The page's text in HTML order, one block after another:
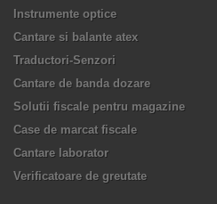
Instrumente optice
Cantare si balante atex
Traductori-Senzori
Cantare de banda dozare
Solutii fiscale pentru magazine
Case de marcat fiscale
Cantare laborator
Verificatoare de greutate